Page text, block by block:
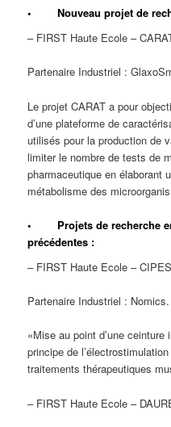
• Nouveau projet de
– FIRST Haute Ecole –
Partenaire Industriel :
Le projet CARAT a pour
d’une plateforme de
utilisés pour la production de
limiter le nombre de tests de
pharmaceutique en élaborant
métabolisme des
• Projets de recherche en
précédentes :
– FIRST Haute Ecole –
Partenaire Industriel : Nomics.
«Mise au point d’une
principe de
traitements thérapeutiques
– FIRST Haute Ecole –